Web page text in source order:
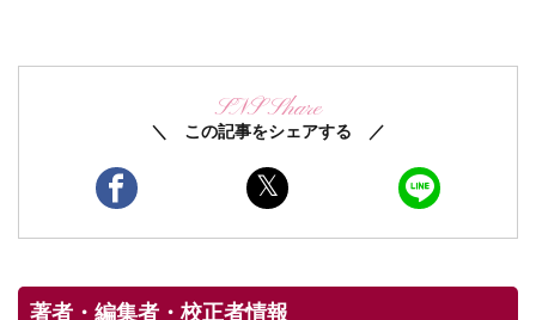
SNS Share
＼ この記事をシェアする ／
著者・編集者・校正者情報